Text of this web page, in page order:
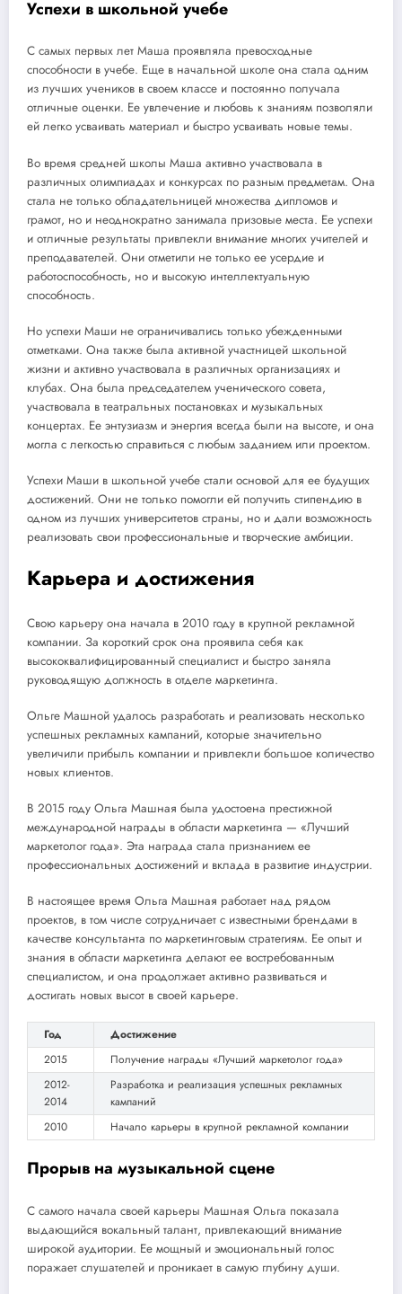
Успехи в школьной учебе
С самых первых лет Маша проявляла превосходные
способности в учебе. Еще в начальной школе она стала одним
из лучших учеников в своем классе и постоянно получала
отличные оценки. Ее увлечение и любовь к знаниям позволяли
ей легко усваивать материал и быстро усваивать новые темы.
Во время средней школы Маша активно участвовала в
различных олимпиадах и конкурсах по разным предметам. Она
стала не только обладательницей множества дипломов и
грамот, но и неоднократно занимала призовые места. Ее успехи
и отличные результаты привлекли внимание многих учителей и
преподавателей. Они отметили не только ее усердие и
работоспособность, но и высокую интеллектуальную
способность.
Но успехи Маши не ограничивались только убежденными
отметками. Она также была активной участницей школьной
жизни и активно участвовала в различных организациях и
клубах. Она была председателем ученического совета,
участвовала в театральных постановках и музыкальных
концертах. Ее энтузиазм и энергия всегда были на высоте, и она
могла с легкостью справиться с любым заданием или проектом.
Успехи Маши в школьной учебе стали основой для ее будущих
достижений. Они не только помогли ей получить стипендию в
одном из лучших университетов страны, но и дали возможность
реализовать свои профессиональные и творческие амбиции.
Карьера и достижения
Свою карьеру она начала в 2010 году в крупной рекламной
компании. За короткий срок она проявила себя как
высококвалифицированный специалист и быстро заняла
руководящую должность в отделе маркетинга.
Ольге Машной удалось разработать и реализовать несколько
успешных рекламных кампаний, которые значительно
увеличили прибыль компании и привлекли большое количество
новых клиентов.
В 2015 году Ольга Машная была удостоена престижной
международной награды в области маркетинга — «Лучший
маркетолог года». Эта награда стала признанием ее
профессиональных достижений и вклада в развитие индустрии.
В настоящее время Ольга Машная работает над рядом
проектов, в том числе сотрудничает с известными брендами в
качестве консультанта по маркетинговым стратегиям. Ее опыт и
знания в области маркетинга делают ее востребованным
специалистом, и она продолжает активно развиваться и
достигать новых высот в своей карьере.
Год
Достижение
2015
Получение награды «Лучший маркетолог года»
2012-
2014
Разработка и реализация успешных рекламных
кампаний
2010
Начало карьеры в крупной рекламной компании
Прорыв на музыкальной сцене
С самого начала своей карьеры Машная Ольга показала
выдающийся вокальный талант, привлекающий внимание
широкой аудитории. Ее мощный и эмоциональный голос
поражает слушателей и проникает в самую глубину души.